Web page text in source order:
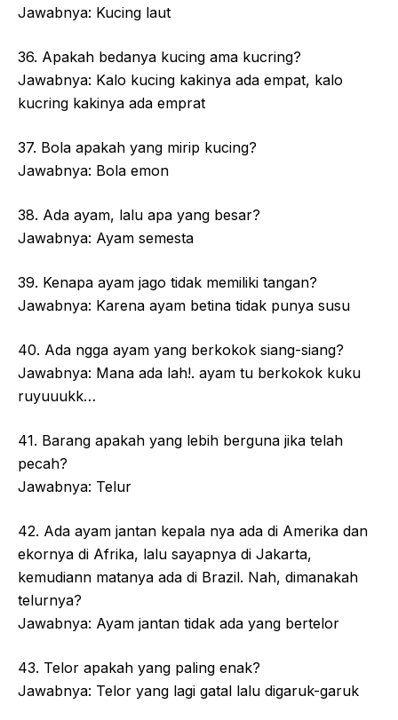
Jawabnya: Kucing laut
36. Apakah bedanya kucing ama kucring?
Jawabnya: Kalo kucing kakinya ada empat, kalo
kucring kakinya ada emprat
37. Bola apakah yang mirip kucing?
Jawabnya: Bola emon
38. Ada ayam, lalu apa yang besar?
Jawabnya: Ayam semesta
39. Kenapa ayam jago tidak memiliki tangan?
Jawabnya: Karena ayam betina tidak punya susu
40. Ada ngga ayam yang berkokok siang-siang?
Jawabnya: Mana ada lah!. ayam tu berkokok kuku
ruyuuukk…
41. Barang apakah yang lebih berguna jika telah
pecah?
Jawabnya: Telur
42. Ada ayam jantan kepala nya ada di Amerika dan
ekornya di Afrika, lalu sayapnya di Jakarta,
kemudiann matanya ada di Brazil. Nah, dimanakah
telurnya?
Jawabnya: Ayam jantan tidak ada yang bertelor
43. Telor apakah yang paling enak?
Jawabnya: Telor yang lagi gatal lalu digaruk-garuk